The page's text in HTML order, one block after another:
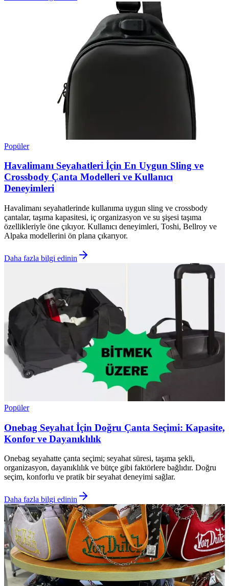
Popüler
Havalimanı Seyahatleri İçin En Uygun Sling ve
Crossbody Çanta Modelleri ve Kullanıcı
Deneyimleri
Havalimanı seyahatlerinde kullanıma uygun sling ve crossbody
çantalar, taşıma kapasitesi, iç organizasyon ve su şişesi taşıma
özellikleriyle öne çıkıyor. Kullanıcı deneyimleri, Toshi, Bellroy ve
Alpaka modellerini ön plana çıkarıyor.
Daha fazla bilgi edinin
Popüler
Onebag Seyahat İçin Doğru Çanta Seçimi: Kapasite,
Konfor ve Dayanıklılık
Onebag seyahatte çanta seçimi; seyahat süresi, taşıma şekli,
organizasyon, dayanıklılık ve bütçe gibi faktörlere bağlıdır. Doğru
seçim, konforlu ve pratik bir seyahat deneyimi sağlar.
Daha fazla bilgi edinin